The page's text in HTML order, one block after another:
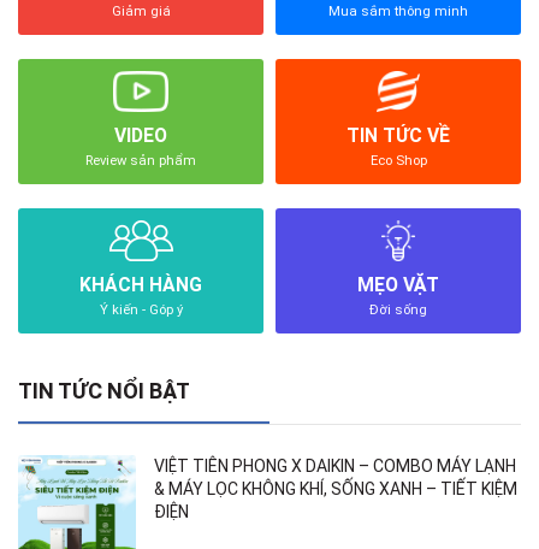
Giảm giá Mua sắm thông minh
VIDEO
Review sản phẩm
TIN TỨC VỀ
Eco Shop
KHÁCH HÀNG
Ý kiến - Góp ý
MẸO VẶT
Đời sống
TIN TỨC NỔI BẬT
VIỆT TIÊN PHONG X DAIKIN – COMBO MÁY LẠNH
& MÁY LỌC KHÔNG KHÍ, SỐNG XANH – TIẾT KIỆM
ĐIỆN